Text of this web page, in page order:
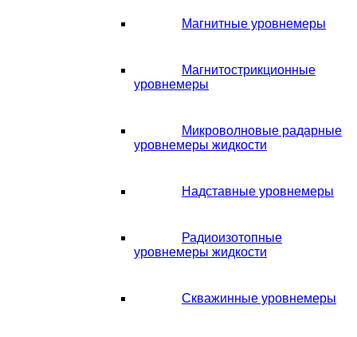
Магнитные уровнемеры
Магнитострикционные
уровнемеры
Микроволновые радарные
уровнемеры жидкости
Надставные уровнемеры
Радиоизотопные
уровнемеры жидкости
Скважинные уровнемеры